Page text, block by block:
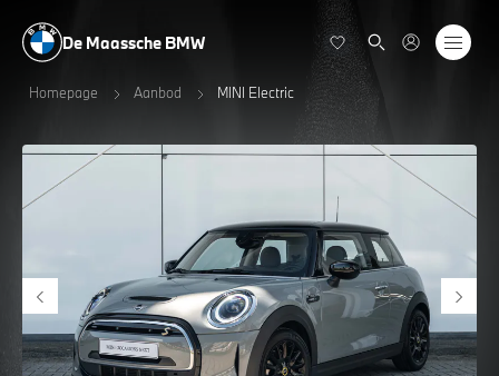
De Maassche BMW
Homepage Aanbod MINI Electric